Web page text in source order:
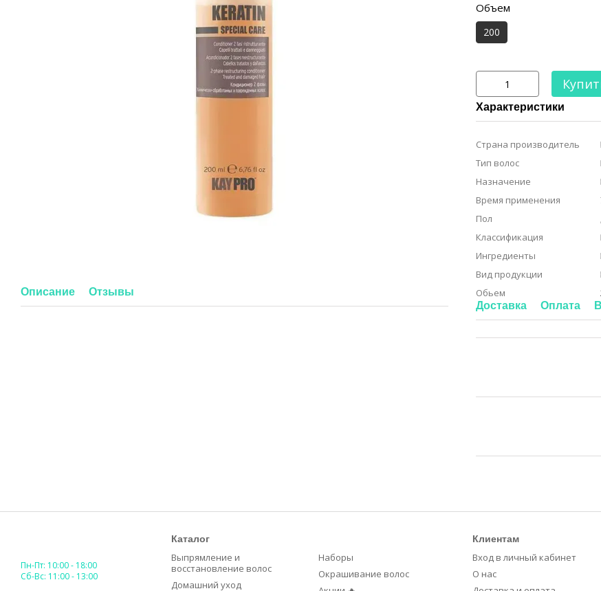
Описание Отзывы
Объем
200
Характеристики
Страна производитель
Тип волос
Назначение
Время применения
Пол
Классификация
Ингредиенты
Вид продукции
Обьем
Доставка Оплата
Пн-Пт: 10:00 - 18:00
Сб-Вс: 11:00 - 13:00
Каталог
Выпрямление и
восстановление волос
Домашний уход
Наборы
Окрашивание волос
Клиентам
Вход в личный кабинет
О нас